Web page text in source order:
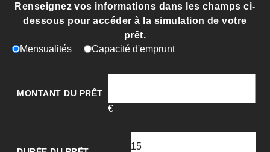
Renseignez vos informations dans les champs ci-
dessous pour accéder à la simulation de votre
prêt.